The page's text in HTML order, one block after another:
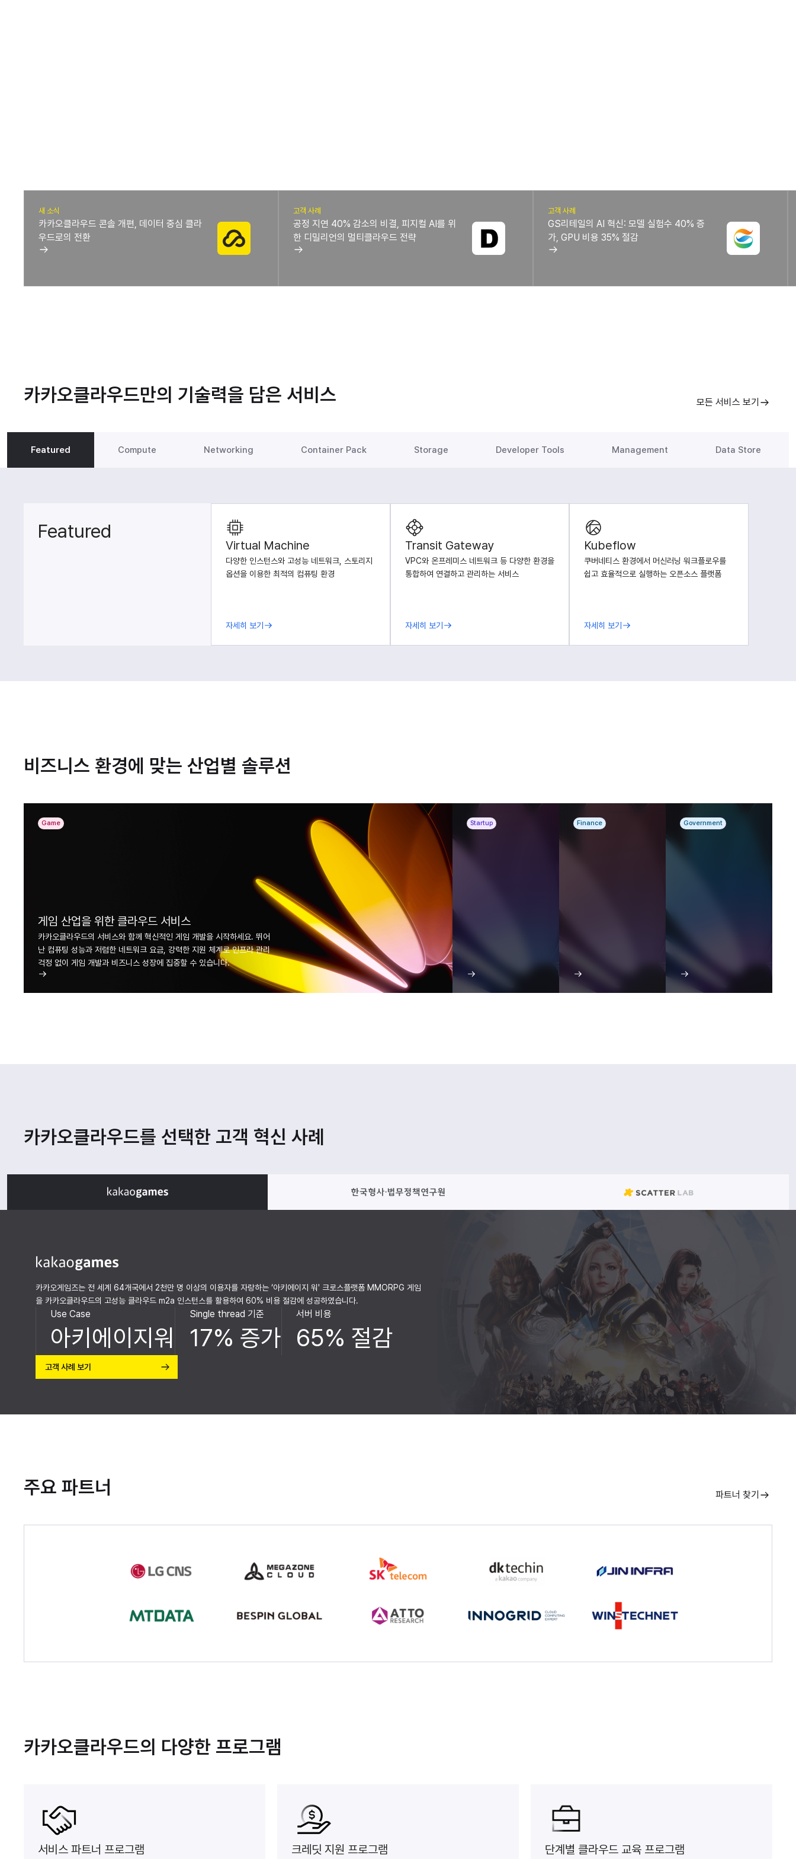
새 소식
카카오클라우드 콘솔 개편, 데이터 중심 클라
우드로의 전환
고객 사례
공정 지연 40% 감소의 비결, 피지컬 AI를 위
한 디밀리언의 멀티클라우드 전략
고객 사례
GS리테일의 AI 혁신: 모델 실험수 40% 증
가, GPU 비용 35% 절감
카카오클라우드만의 기술력을 담은 서비스 모든 서비스 보기
Featured Compute Networking Container Pack Storage Developer Tools Management Data Store
Featured
Virtual Machine
다양한 인스턴스와 고성능 네트워크, 스토리지
옵션을 이용한 최적의 컴퓨팅 환경
자세히 보기
Transit Gateway
VPC와 온프레미스 네트워크 등 다양한 환경을
통합하여 연결하고 관리하는 서비스
자세히 보기
Kubeflow
쿠버네티스 환경에서 머신러닝 워크플로우를
쉽고 효율적으로 실행하는 오픈소스 플랫폼
자세히 보기
비즈니스 환경에 맞는 산업별 솔루션
게임 산업을 위한 클라우드 서비스
카카오클라우드의 서비스와 함께 혁신적인 게임 개발을 시작하세요. 뛰어
난 컴퓨팅 성능과 저렴한 네트워크 요금, 강력한 지원 체계로 인프라 관리
걱정 없이 게임 개발과 비즈니스 성장에 집중할 수 있습니다.
Game Startup Finance Government
카카오클라우드를 선택한 고객 혁신 사례
카카오게임즈는 전 세계 64개국에서 2천만 명 이상의 이용자를 자랑하는 ‘아키에이지 워' 크로스플랫폼 MMORPG 게임
을 카카오클라우드의 고성능 클라우드 m2a 인스턴스를 활용하여 60% 비용 절감에 성공하였습니다.
Use Case
아키에이지워
Single thread 기준
17% 증가
서버 비용
65% 절감
고객 사례 보기
주요 파트너 파트너 찾기
카카오클라우드의 다양한 프로그램
서비스 파트너 프로그램 크레딧 지원 프로그램 단계별 클라우드 교육 프로그램